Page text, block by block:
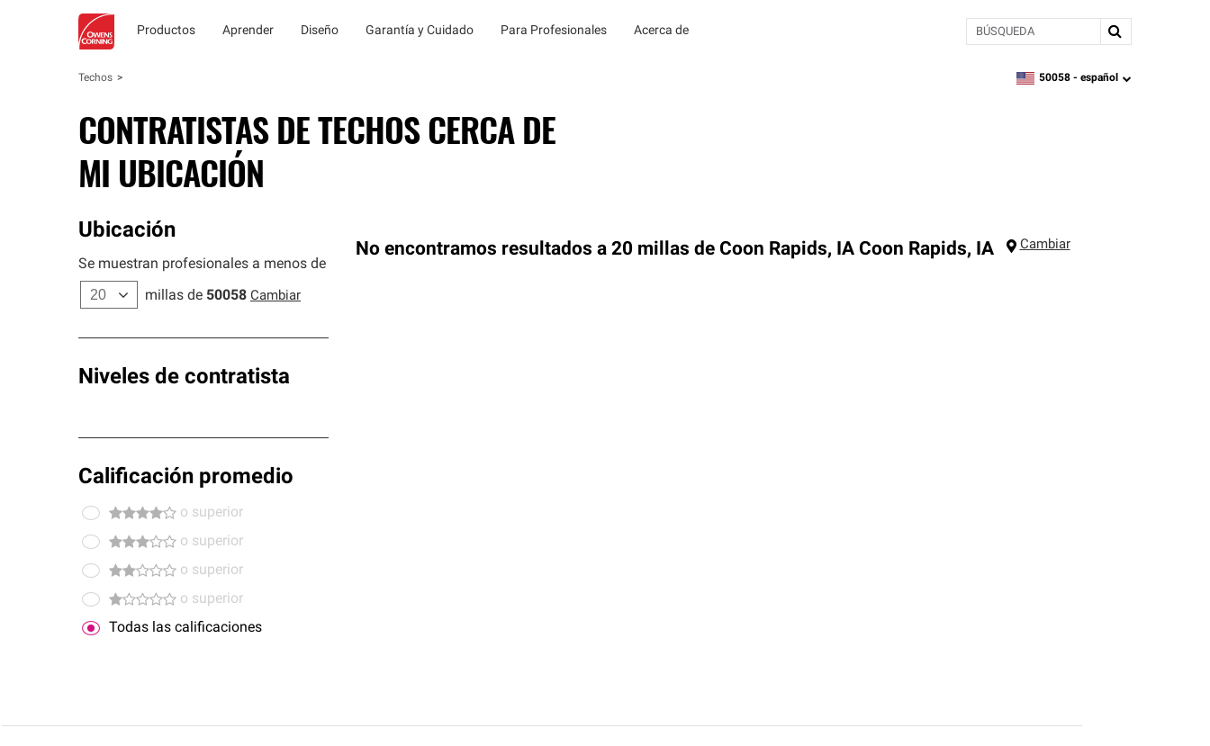
Productos Aprender Diseño Garantía y Cuidado Para Profesionales Acerca de BÚSQUEDA
Techos zipcode,language
50058 - español
CONTRATISTAS DE TECHOS CERCA DE
MI UBICACIÓN
Ubicación
Se muestran profesionales a menos de
millas de 50058 Cambiar
Niveles de contratista
Calificación promedio
o superior
o superior
o superior
o superior
Todas las calificaciones
No encontramos resultados a 20 millas de Coon Rapids, IA Coon Rapids, IA Cambiar